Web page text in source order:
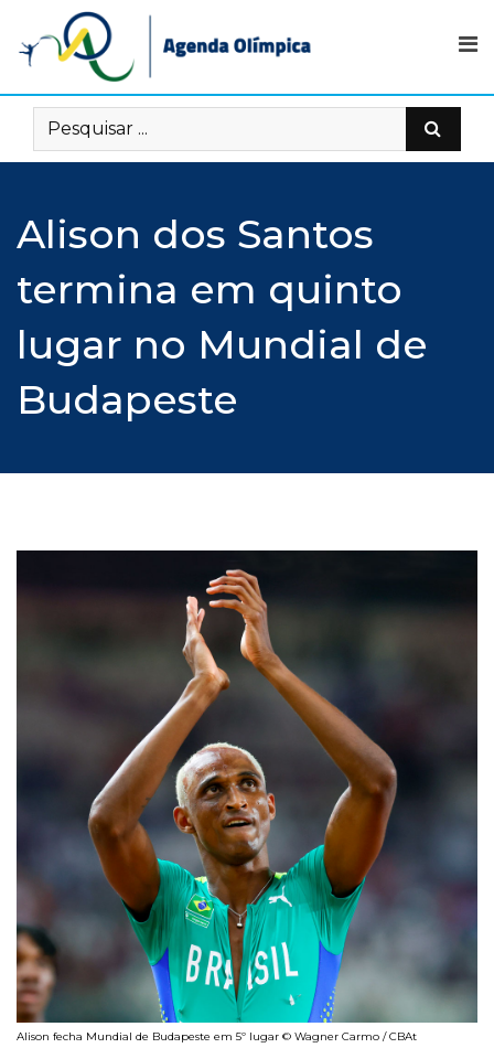
content
Alison dos Santos
termina em quinto
lugar no Mundial de
Budapeste
Alison fecha Mundial de Budapeste em 5º lugar © Wagner Carmo / CBAt